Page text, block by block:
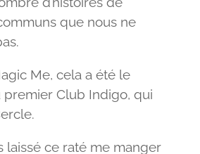
que nous ne
Me, cela a été le
Club Indigo, qui
laissé ce raté me manger